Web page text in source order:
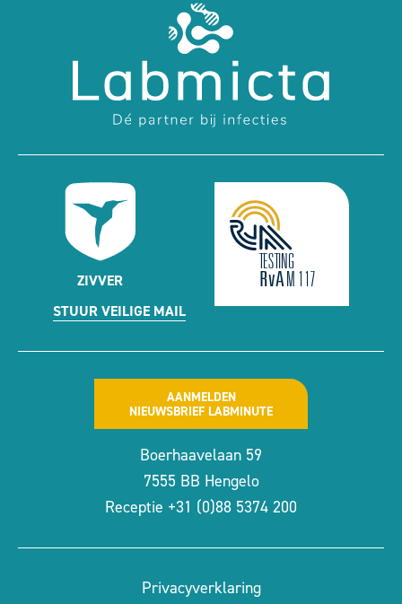
ZIVVER
STUUR VEILIGE MAIL
AANMELDEN
NIEUWSBRIEF LABMINUTE
Boerhaavelaan 59
7555 BB Hengelo
Receptie +31 (0)88 5374 200
Privacyverklaring